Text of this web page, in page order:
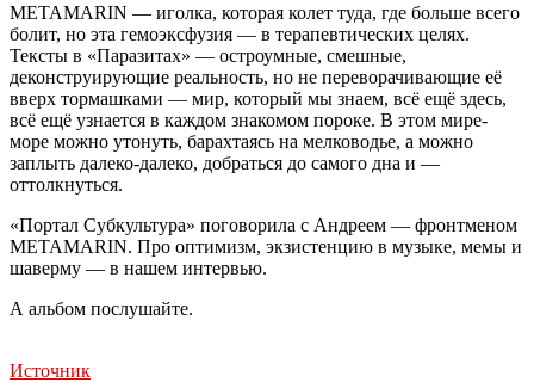
METAMARIN — иголка, которая колет туда, где больше всего
болит, но эта гемоэксфузия — в терапевтических целях.
Тексты в «Паразитах» — остроумные, смешные,
деконструирующие реальность, но не переворачивающие её
вверх тормашками — мир, который мы знаем, всё ещё здесь,
всё ещё узнается в каждом знакомом пороке. В этом мире-
море можно утонуть, барахтаясь на мелководье, а можно
заплыть далеко-далеко, добраться до самого дна и —
оттолкнуться.
«Портал Субкультура» поговорила с Андреем — фронтменом
METAMARIN. Про оптимизм, экзистенцию в музыке, мемы и
шаверму — в нашем интервью.
А альбом послушайте.
Источник